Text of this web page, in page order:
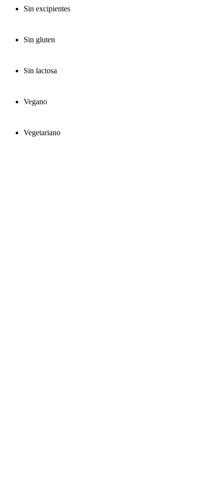
Sin excipientes
Sin gluten
Sin lactosa
Vegano
Vegetariano